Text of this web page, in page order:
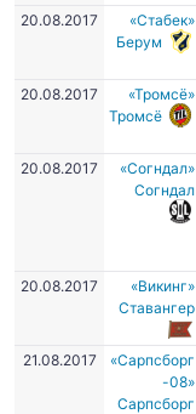
20.08.2017
«Стабек»
Берум
20.08.2017
«Тромсё»
Тромсё
20.08.2017
«Согндал»
Согндал
20.08.2017
«Викинг»
Ставангер
21.08.2017
«Сарпсборг
-08»
Сарпсборг